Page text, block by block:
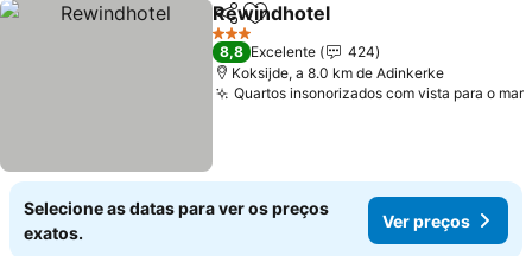
PartilharAdicionar aos favoritos
Rewindhotel
3 Estrelas
8,8 Excelente
424
Koksijde, a 8.0 km de Adinkerke
Quartos insonorizados com vista para o mar
Selecione as datas para ver os preços
exatos.
Ver preços